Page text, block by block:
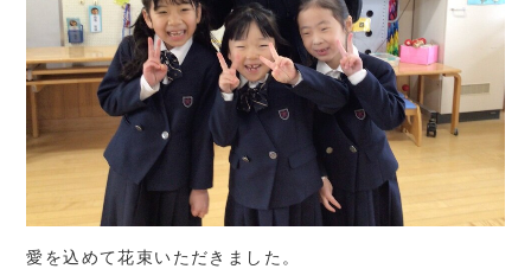
愛を込めて花束いただきました。